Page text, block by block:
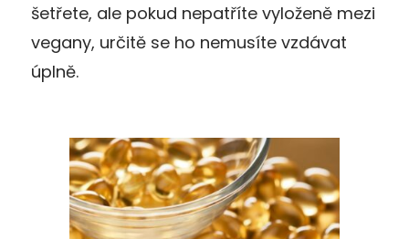
šetřete, ale pokud nepatříte vyloženě mezi
vegany, určitě se ho nemusíte vzdávat
úplně.